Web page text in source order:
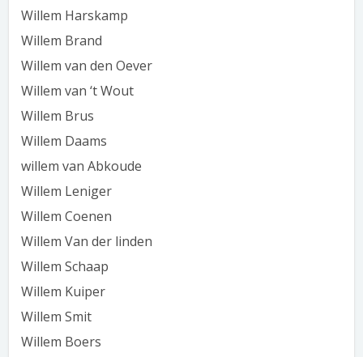
Willem Harskamp
Willem Brand
Willem van den Oever
Willem van ‘t Wout
Willem Brus
Willem Daams
willem van Abkoude
Willem Leniger
Willem Coenen
Willem Van der linden
Willem Schaap
Willem Kuiper
Willem Smit
Willem Boers